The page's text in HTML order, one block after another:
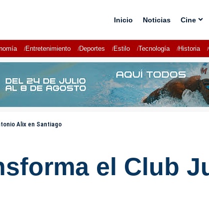
Inicio Noticias Cine
Entretenimiento Deportes Estilo Tecnología Historia
Alix en Santiago
el Club